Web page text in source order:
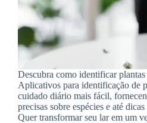
Descubra como identificar
Aplicativos para identificação de
cuidado diário mais fácil,
precisas sobre espécies e até
Quer transformar seu lar em um